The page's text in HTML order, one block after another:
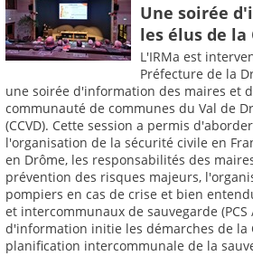
Une soirée
les élus de la
L'IRMa est
Préfecture de la
une soirée d'information des maires et
communauté de communes du Val de
(CCVD). Cette session a permis
l'organisation de la sécurité civile en
en Drôme, les responsabilités des
prévention des risques majeurs,
pompiers en cas de crise et bien
et intercommunaux de sauvegarde (PCS
d'information initie les démarches de la
planification intercommunale de la